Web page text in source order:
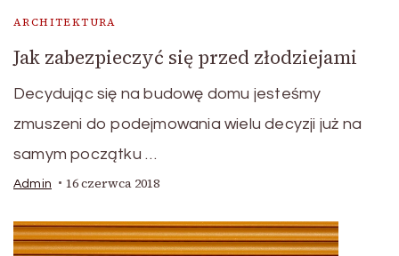
ARCHITEKTURA
Jak zabezpieczyć się przed złodziejami
Decydując się na budowę domu jesteśmy
zmuszeni do podejmowania wielu decyzji już na
samym początku …
Admin 16 czerwca 2018